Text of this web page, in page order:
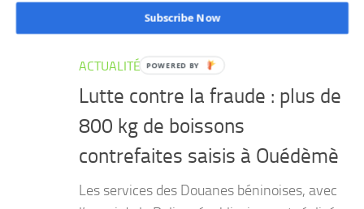
mis la main, ce lundi 3...
ACTUALITÉ 5 AOÛT 2026
Lutte contre la fraude : plus de
800 kg de boissons
contrefaites saisis à Ouédèmè
Les services des Douanes béninoises, avec
Subscribe Now